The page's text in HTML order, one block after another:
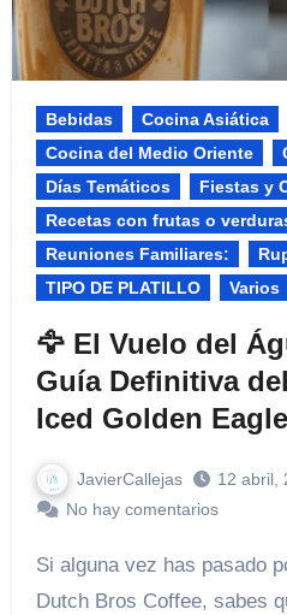
Bebidas
Cocina Asiática
Cocina del Medio Oriente
Días Temáticos
Fiestas y
Recetas con frutas o
Reuniones Familiares:​
TIPO DE PLATILLO
Varios
🦅 El Vuelo del
Guía Definitiva
Iced Golden Eagle
JavierCallejas
12 abril,
No hay comentarios
Si alguna vez has pasado por un autoservicio de
Dutch Bros Coffee, sabes